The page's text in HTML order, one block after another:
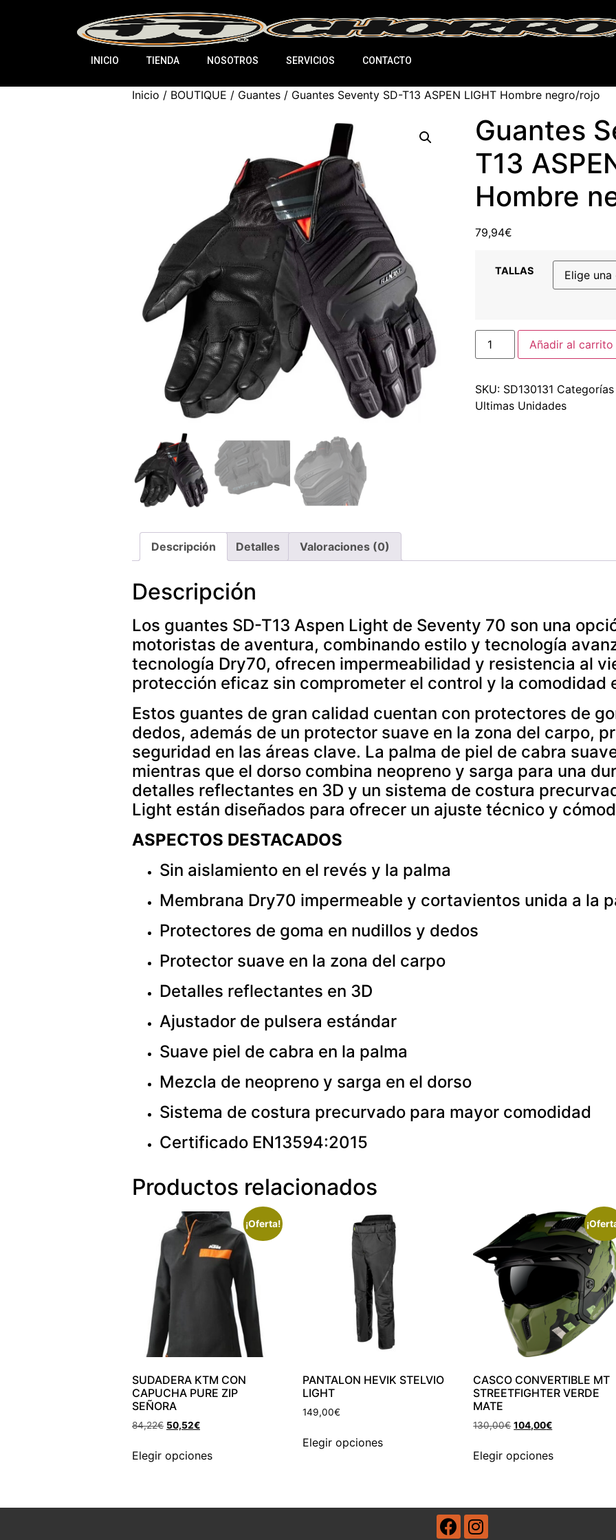
INICIO TIENDA NOSOTROS SERVICIOS CONTACTO
Inicio / BOUTIQUE / Guantes / Guantes Seventy SD-T13 ASPEN LIGHT Hombre negro/rojo
Guantes
T13
Hombre
79,94€
TALLAS
Añadir al carrito
SKU: SD130131
Ultimas Unidades
Descripción Detalles Valoraciones (0)
Descripción
Los guantes SD-T13 Aspen Light de Seventy 70 son una
motoristas de aventura, combinando estilo y tecnología
tecnología Dry70, ofrecen impermeabilidad y resistencia al
protección eficaz sin comprometer el control y la comodidad
Estos guantes de gran calidad cuentan con protectores de
dedos, además de un protector suave en la zona del carpo,
seguridad en las áreas clave. La palma de piel de cabra
mientras que el dorso combina neopreno y sarga para una
detalles reflectantes en 3D y un sistema de costura
Light están diseñados para ofrecer un ajuste técnico y
ASPECTOS DESTACADOS
Sin aislamiento en el revés y la palma
Membrana Dry70 impermeable y cortavientos unida a la
Protectores de goma en nudillos y dedos
Protector suave en la zona del carpo
Detalles reflectantes en 3D
Ajustador de pulsera estándar
Suave piel de cabra en la palma
Mezcla de neopreno y sarga en el dorso
Sistema de costura precurvado para mayor comodidad
Certificado EN13594:2015
Productos relacionados
¡Oferta!
SUDADERA KTM CON
CAPUCHA PURE ZIP
SEÑORA
84,22€ 50,52€
Elegir opciones
PANTALON HEVIK STELVIO
LIGHT
149,00€
Elegir opciones
CASCO CONVERTIBLE MT
STREETFIGHTER VERDE
MATE
130,00€ 104,00€
Elegir opciones